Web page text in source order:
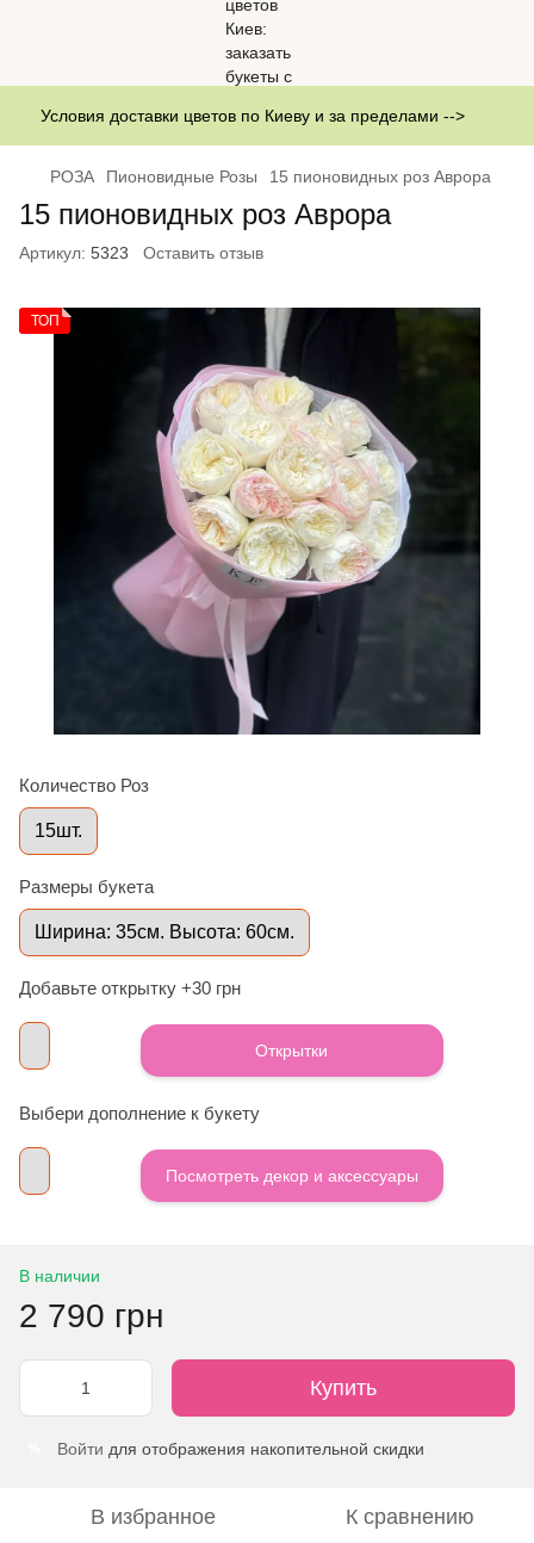
Условия доставки цветов по Киеву и за пределами -->
РОЗА Пионовидные Розы 15 пионовидных роз Аврора
15 пионовидных роз Аврора
Артикул: 5323 Оставить отзыв
ТОП
Количество Роз
15шт.
Размеры букета
Ширина: 35см. Высота: 60см.
Добавьте открытку +30 грн
Открытки
Выбери дополнение к букету
Посмотреть декор и аксессуары
В наличии
2 790 грн
Купить
Войти для отображения накопительной скидки
В избранное К сравнению